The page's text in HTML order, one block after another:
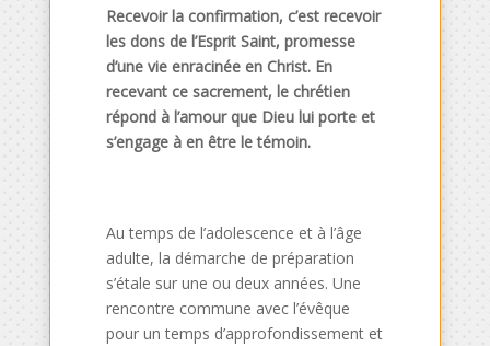
Recevoir la confirmation, c’est recevoir
les dons de l’Esprit Saint, promesse
d’une vie enracinée en Christ. En
recevant ce sacrement, le chrétien
répond à l’amour que Dieu lui porte et
s’engage à en être le témoin.
Au temps de l’adolescence et à l’âge
adulte, la démarche de préparation
s’étale sur une ou deux années. Une
rencontre commune avec l’évêque
pour un temps d’approfondissement et